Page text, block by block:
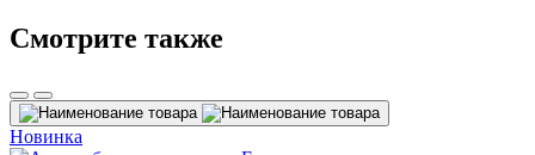
Смотрите также
Новинка